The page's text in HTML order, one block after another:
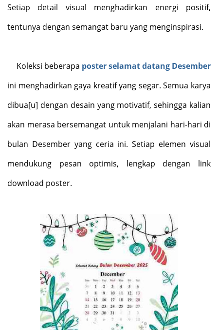
Setiap detail visual menghadirkan energi positif,
tentunya dengan semangat baru yang menginspirasi.
Koleksi beberapa poster selamat datang Desember
ini menghadirkan gaya kreatif yang segar. Semua karya
dibua[u] dengan desain yang motivatif, sehingga kalian
akan merasa bersemangat untuk menjalani hari-hari di
bulan Desember yang ceria ini. Setiap elemen visual
mendukung pesan optimis, lengkap dengan link
download poster.